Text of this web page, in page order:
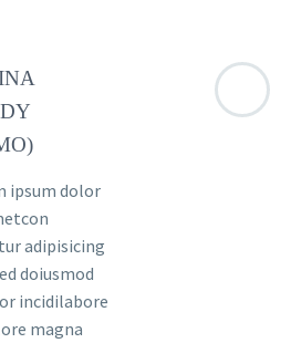
ipsum dolor
adipisicing
doiusmod
incidilabore
magna